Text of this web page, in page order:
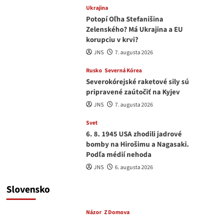
Ukrajina
Potopí Oľha Stefanišina
Zelenského? Má Ukrajina a EU
korupciu v krvi?
JNS 7. augusta 2026
Rusko Severná Kórea
Severokórejské raketové sily sú
pripravené zaútočiť na Kyjev
JNS 7. augusta 2026
Svet
6. 8. 1945 USA zhodili jadrové
bomby na Hirošimu a Nagasaki.
Podľa médií nehoda
JNS 6. augusta 2026
Slovensko
Názor Z Domova